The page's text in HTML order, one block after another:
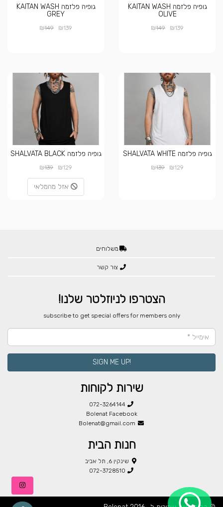
גופיה פלזמה KAITAN WASH
OLIVE
₪139
₪149
גופיה פלזמה KAITAN WASH
GREY
₪139
₪149
גופיה פלזמה SHALVATA WHITE
₪129
₪139
גופיה פלזמה SHALVATA BLACK
₪129
₪139
אזל מהמלאי
משלוחים
צור קשר
הצטרפו לניוזלטר שלנו!
​subscribe to get special offers for members only
!SIGN ME UP
שירות לקוחות
072-3264144
Bolenat Facebook
Bolenat@gmail.com
חנות הבית
שינקין 6, תל אביב
072-3728510